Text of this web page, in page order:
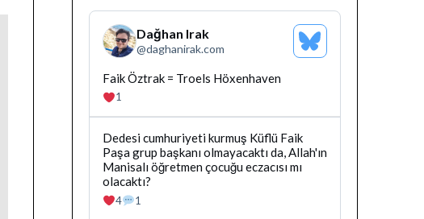
Dağhan Irak
@daghanirak.com
Bluesky
Profilini
Bluesky'da
Dağhan
Irak
tarafindan
yazilan
gonderiyi
goruntule
Faik Öztrak = Troels Höxenhaven
1
Bluesky'da
Dağhan
Irak
tarafindan
yazilan
gonderiyi
Dedesi cumhuriyeti kurmuş Küflü Faik
Paşa grup başkanı olmayacaktı da, Allah'ın
Manisalı öğretmen çocuğu eczacısı mı
olacaktı?
4 1